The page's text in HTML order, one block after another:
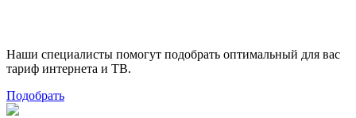
Наши специалисты помогут подобрать оптимальный для вас
тариф интернета и ТВ.
Подобрать